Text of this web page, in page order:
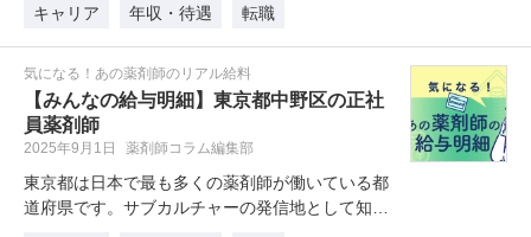
キャリア
年収・待遇 転職
気になる！あの薬剤師のリアル給料
【みんなの給与明細】東京都中野区の正社
員薬剤師
2025年9月1日 薬剤師コラム編集部
東京都は日本で最も多くの薬剤師が働いている都
道府県です。サブカルチャーの発信地として知ら